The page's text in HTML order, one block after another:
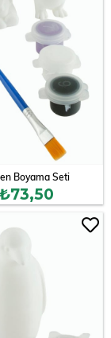
Boyama Seti
₺73,50